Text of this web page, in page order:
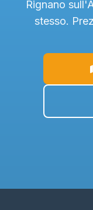
Rignano
stesso.